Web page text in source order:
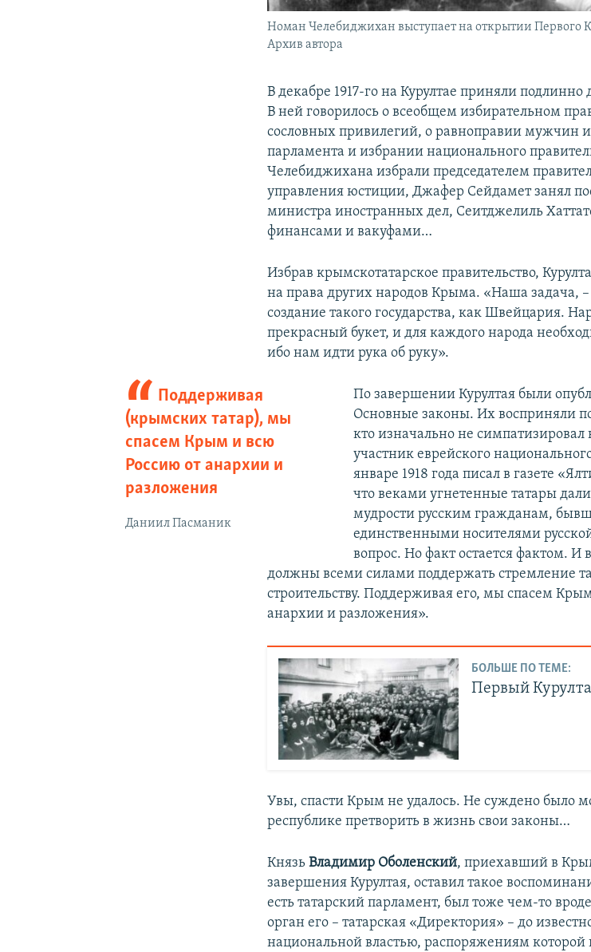
Номан Челебиджихан выступает на открытии Первого
Архив автора
В декабре 1917-го на Курултае приняли
В ней говорилось о всеобщем избирательном
сословных привилегий, о равноправии мужчин
парламента и избрании национального
Челебиджихана избрали председателем
управления юстиции, Джафер Сейдамет занял
министра иностранных дел, Сеитджелиль
финансами и вакуфами…
Избрав крымскотатарское правительство,
на права других народов Крыма. «Наша задача,
создание такого государства, как Швейцария.
прекрасный букет, и для каждого народа
ибо нам идти рука об руку».
Поддерживая
(крымских татар), мы
спасем Крым и всю
Россию от анархии и
разложения
Даниил Пасманик
По завершении Курултая были
Основные законы. Их восприняли
кто изначально не
участник еврейского
январе 1918 года писал в газете
что веками угнетенные татары
мудрости русским гражданам,
единственными носителями
вопрос. Но факт остается фактом.
должны всеми силами поддержать стремление
строительству. Поддерживая его, мы спасем
анархии и разложения».
БОЛЬШЕ ПО ТЕМЕ:
Первый
Увы, спасти Крым не удалось. Не суждено было
республике претворить в жизнь свои законы…
КнязьВладимир Оболенский, приехавший в
завершения Курултая, оставил такое
есть татарский парламент, был тоже чем-то
орган его – татарская «Директория» – до
национальной властью, распоряжениям которой